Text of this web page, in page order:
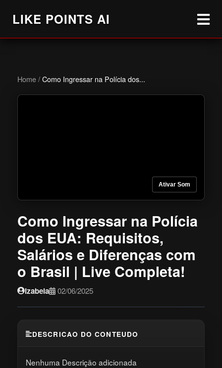
LIKE POINTS AI
Home/Como Ingressar na Polícia dos...
Ativar Som
Como Ingressar na Polícia
dos EUA: Requisitos,
Salários e Diferenças com
o Brasil | Live Completa!
Izabela 02/06/2025
DESCRICAO DO CONTEUDO
Nenhuma Descrição adicionada